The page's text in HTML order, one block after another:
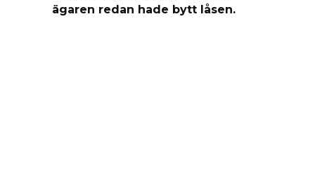
ägaren redan hade bytt låsen.